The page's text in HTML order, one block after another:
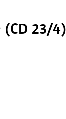
23/4)